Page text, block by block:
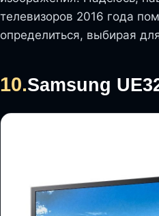
телевизоров 2016 года
определиться, выбирая
10.Samsung